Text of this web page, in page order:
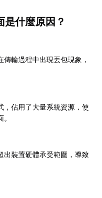
是什麼原因？
輸過程中出現丟包現象，
，佔用了大量系統資源，使
出裝置硬體承受範圍，導致